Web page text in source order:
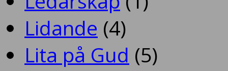
Lidande (4)
Lita på Gud (5)